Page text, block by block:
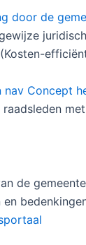
door de
nav Concept
de